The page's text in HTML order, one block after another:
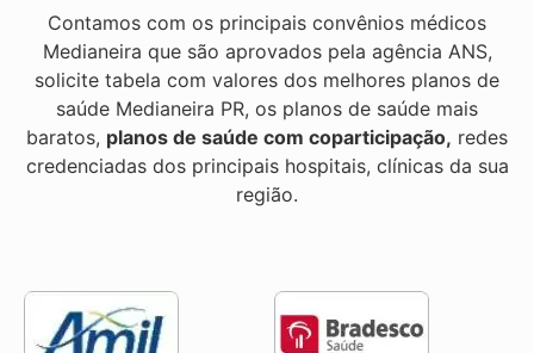
Contamos com os principais convênios médicos
Medianeira que são aprovados pela agência ANS,
solicite tabela com valores dos melhores planos de
saúde Medianeira PR, os planos de saúde mais
baratos, planos de saúde com coparticipação, redes
credenciadas dos principais hospitais, clínicas da sua
região.